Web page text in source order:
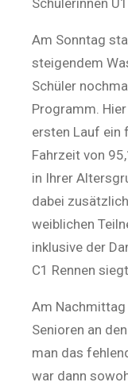
Schülerinnen
Am Sonntag
steigendem
Schüler
Programm.
ersten Lauf ein
Fahrzeit von
in Ihrer
dabei
weiblichen
inklusive der
C1 Rennen
Am Nachmittag
Senioren an
man das
war dann